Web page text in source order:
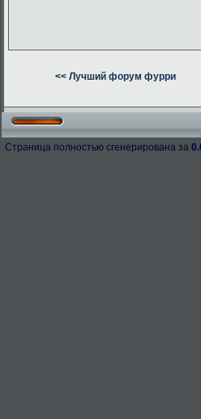
<< Лучший форум фурри
Страница полностью сгенерирована за